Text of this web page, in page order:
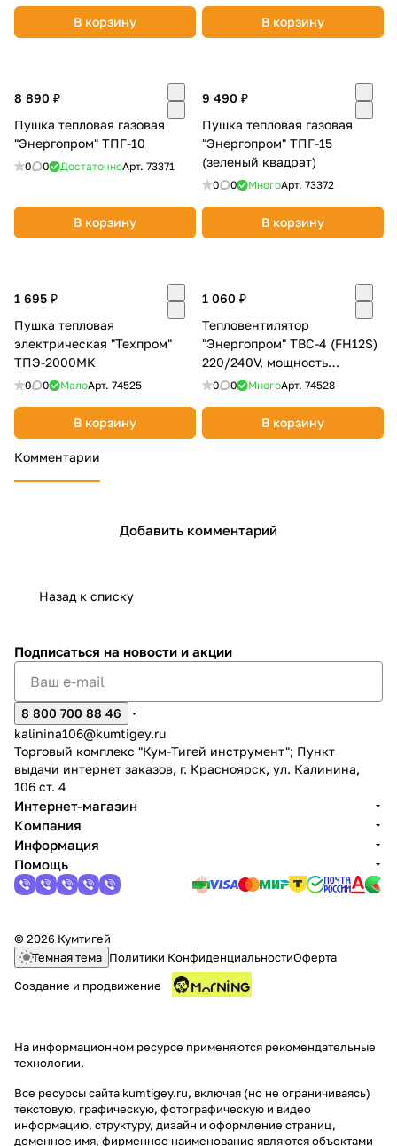
В корзину В корзину
8 890 ₽
Пушка тепловая газовая
"Энергопром" ТПГ-10
0 0 ДостаточноАрт. 73371
В корзину
9 490 ₽
Пушка тепловая газовая
"Энергопром" ТПГ-15
(зеленый квадрат)
0 0 МногоАрт. 73372
В корзину
1 695 ₽
Пушка тепловая
электрическая "Техпром"
ТПЭ-2000МК
0 0 МалоАрт. 74525
В корзину
1 060 ₽
Тепловентилятор
"Энергопром" ТВС-4 (FH12S)
220/240V, мощность
1000/2000Вт
0 0 МногоАрт. 74528
В корзину
Комментарии
Добавить комментарий
Назад к списку
Подписаться на новости и акции
8 800 700 88 46
kalinina106@kumtigey.ru
Торговый комплекс "Кум-Тигей инструмент"; Пункт
выдачи интернет заказов, г. Красноярск, ул. Калинина,
106 ст. 4
Интернет-магазин
Компания
Информация
Помощь
© 2026 Кумтигей
Темная тема Политики КонфиденциальностиОферта
Создание и продвижение
На информационном ресурсе применяются рекомендательные
технологии.
Все ресурсы сайта kumtigey.ru, включая (но не ограничиваясь)
текстовую, графическую, фотографическую и видео
информацию, структуру, дизайн и оформление страниц,
доменное имя, фирменное наименование являются объектами